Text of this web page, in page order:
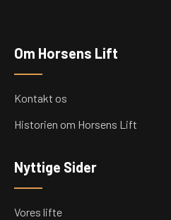
Om Horsens Lift
Kontakt os
Historien om Horsens Lift
Nyttige Sider
Vores lifte